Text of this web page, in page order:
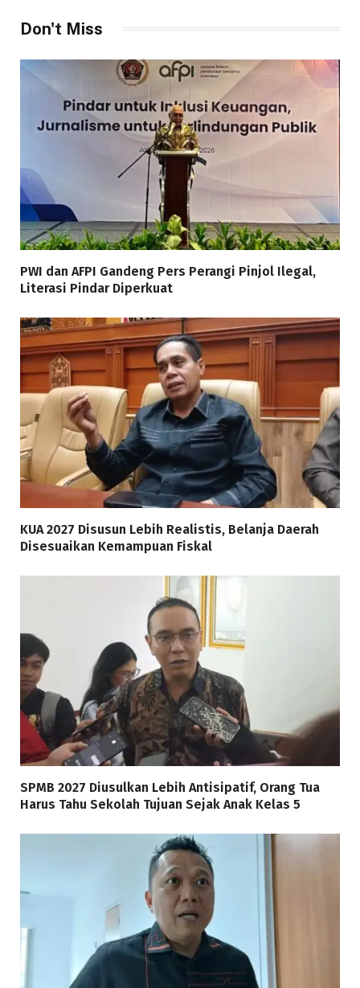
Don't Miss
PWI dan AFPI Gandeng Pers Perangi Pinjol Ilegal,
Literasi Pindar Diperkuat
KUA 2027 Disusun Lebih Realistis, Belanja Daerah
Disesuaikan Kemampuan Fiskal
SPMB 2027 Diusulkan Lebih Antisipatif, Orang Tua
Harus Tahu Sekolah Tujuan Sejak Anak Kelas 5